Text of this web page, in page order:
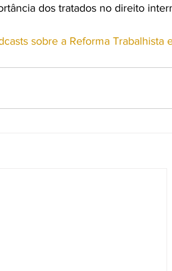
dos tratados no direito
sobre a Reforma Trabalhista